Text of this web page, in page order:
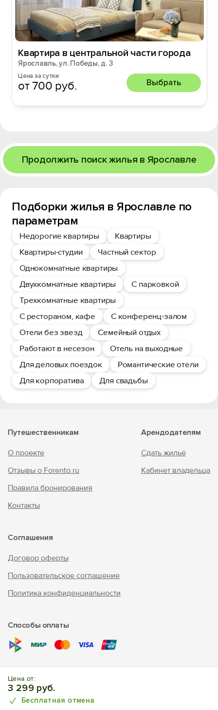
Квартира в центpальнoй чaсти гoродa
Ярославль, ул. Победы, д. 3
Цена за сутки
от 700 руб. Выбрать
Продолжить поиск жилья в Ярославле
Подборки жилья в Ярославле по
параметрам
Недорогие квартиры
Квартиры
Квартиры-студии
Частный сектор
Однокомнатные квартиры
Двухкомнатные квартиры
С парковкой
Трехкомнатные квартиры
С рестораном, кафе
С конференц-залом
Отели без звезд
Семейный отдых
Работают в несезон
Отель на выходные
Для деловых поездок
Романтические отели
Для корпоратива
Для свадьбы
Цена от:
3 299 руб.
Бесплатная отмена
Путешественникам
О проекте
Отзывы о Forento.ru
Правила бронирования
Контакты
Арендодателям
Сдать жильё
Кабинет владельца
Соглашения
Договор оферты
Пользовательское соглашение
Политика конфиденциальности
Способы оплаты
защищены, торговый знак Nº1025240.
отелей, квартир, домов.